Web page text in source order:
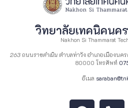
วิทยาลัยเทคนิคนค
Nakhon Si Thammarat
263ถนนราชดำเนินตำบลท่าวัง อำเภอเมืองนค
80000 โทรศัพท์
อีเมล